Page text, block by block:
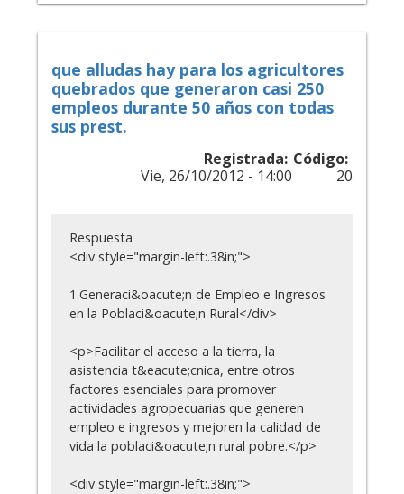
que alludas hay para los agricultores
quebrados que generaron casi 250
empleos durante 50 años con todas
sus prest.
Registrada:
Vie, 26/10/2012 - 14:00
Código:
20
Respuesta
<div style="margin-left:.38in;">
1.Generaci&oacute;n de Empleo e Ingresos
en la Poblaci&oacute;n Rural</div>
<p>Facilitar el acceso a la tierra, la
asistencia t&eacute;cnica, entre otros
factores esenciales para promover
actividades agropecuarias que generen
empleo e ingresos y mejoren la calidad de
vida la poblaci&oacute;n rural pobre.</p>
<div style="margin-left:.38in;">